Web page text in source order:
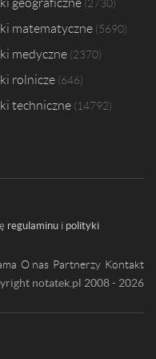
2730
matematyczne 5690
medyczne 2370
rolnicze 646
techniczne 14792
regulaminu i polityki
O nas Partnerzy Kontakt
notatek.pl 2008 - 2026